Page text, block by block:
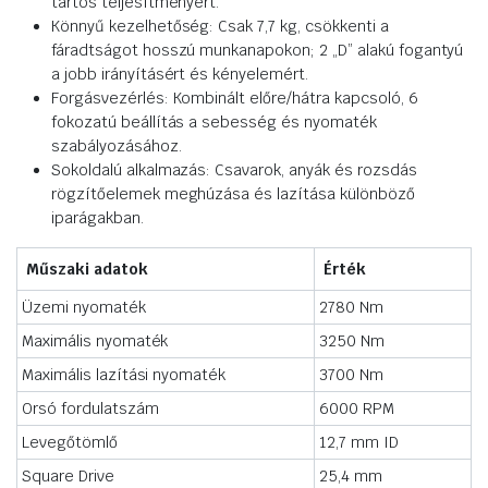
Könnyű kezelhetőség: Csak 7,7 kg, csökkenti a
fáradtságot hosszú munkanapokon; 2 „D” alakú fogantyú
a jobb irányításért és kényelemért.
Forgásvezérlés: Kombinált előre/hátra kapcsoló, 6
fokozatú beállítás a sebesség és nyomaték
szabályozásához.
Sokoldalú alkalmazás: Csavarok, anyák és rozsdás
rögzítőelemek meghúzása és lazítása különböző
iparágakban.
Műszaki adatok
Érték
Üzemi nyomaték
2780 Nm
Maximális nyomaték
3250 Nm
Maximális lazítási nyomaték
3700 Nm
Orsó fordulatszám
6000 RPM
Levegőtömlő
12,7 mm ID
Square Drive
25,4 mm